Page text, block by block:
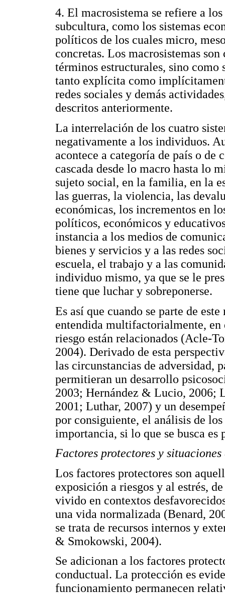
4. El macrosistema se refiere a
subcultura, como los sistemas
políticos de los cuales micro,
concretas. Los macrosistemas
términos estructurales, sino
tanto explícita como
redes sociales y demás
descritos anteriormente.
La interrelación de los cuatro
negativamente a los individuos.
acontece a categoría de país o de
cascada desde lo macro hasta lo
sujeto social, en la familia, en la
las guerras, la violencia, las
económicas, los incrementos en
políticos, económicos y
instancia a los medios de
bienes y servicios y a las redes
escuela, el trabajo y a las
individuo mismo, ya que se le
tiene que luchar y sobreponerse.
Es así que cuando se parte de
entendida multifactorialmente, en
riesgo están relacionados (Acle-
2004). Derivado de esta
las circunstancias de adversidad,
permitieran un desarrollo
2003; Hernández & Lucio, 2006;
2001; Luthar, 2007) y un
por consiguiente, el análisis de
importancia, si lo que se busca
Factores protectores y situaciones
Los factores protectores son
exposición a riesgos y al estrés,
vivido en contextos
una vida normalizada (Benard,
se trata de recursos internos y
& Smokowski, 2004).
Se adicionan a los factores
conductual. La protección es
funcionamiento permanecen